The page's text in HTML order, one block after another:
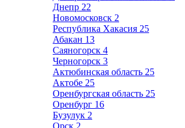
Днепр 22
Новомосковск 2
Республика Хакасия 25
Абакан 13
Саяногорск 4
Черногорск 3
Актюбинская область 25
Актобе 25
Оренбургская область 25
Оренбург 16
Бузулук 2
Орск 2